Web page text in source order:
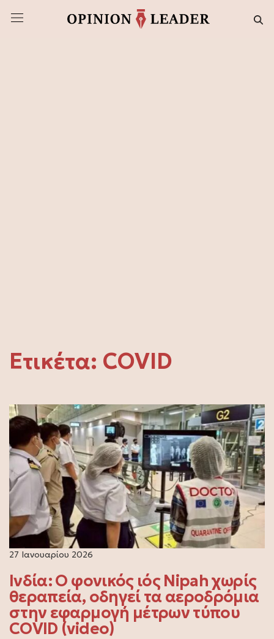
Ετικέτα: COVID
27 Ιανουαρίου 2026
Ινδία: Ο φονικός ιός Nipah χωρίς
θεραπεία, οδηγεί τα αεροδρόμια
στην εφαρμογή μέτρων τύπου
COVID (video)